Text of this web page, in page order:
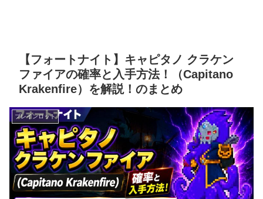
【フォートナイト】キャピタノ クラケン
ファイアの確率と入手方法！（Capitano
Krakenfire）を解説！のまとめ
ブレインロット